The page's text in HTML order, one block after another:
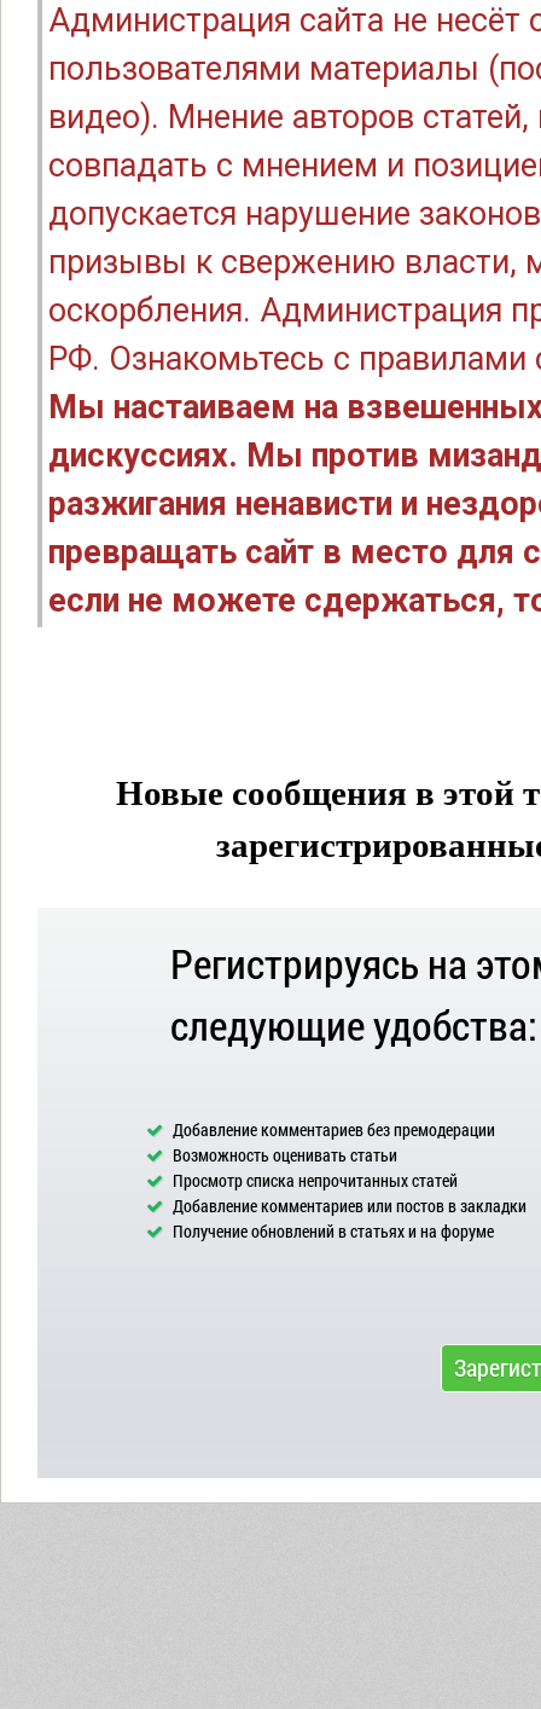
Администрация сайта не
пользователями материалы
видео). Мнение авторов
совпадать с мнением и
допускается нарушение
призывы к свержению власти,
оскорбления. Администрация
РФ. Ознакомьтесь с правилами
Мы настаиваем на
дискуссиях. Мы против
разжигания ненависти и
превращать сайт в место для
если не можете сдержаться,
Новые сообщения в этой
Регистрируясь на
следующие удобства:
Добавление комментариев без премодерации
Возможность оценивать статьи
Просмотр списка непрочитанных статей
Добавление комментариев или постов в закладки
Получение обновлений в статьях и на форуме